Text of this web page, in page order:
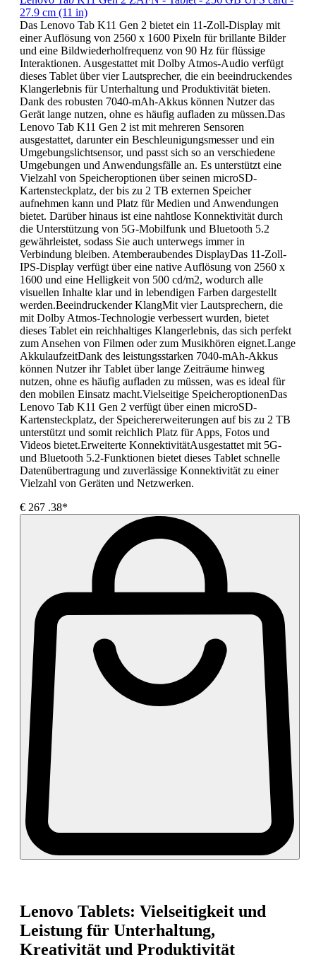
27.9 cm (11 in)
Das Lenovo Tab K11 Gen 2 bietet ein 11-Zoll-Display mit
einer Auflösung von 2560 x 1600 Pixeln für brillante Bilder
und eine Bildwiederholfrequenz von 90 Hz für flüssige
Interaktionen. Ausgestattet mit Dolby Atmos-Audio verfügt
dieses Tablet über vier Lautsprecher, die ein beeindruckendes
Klangerlebnis für Unterhaltung und Produktivität bieten.
Dank des robusten 7040-mAh-Akkus können Nutzer das
Gerät lange nutzen, ohne es häufig aufladen zu müssen.Das
Lenovo Tab K11 Gen 2 ist mit mehreren Sensoren
ausgestattet, darunter ein Beschleunigungsmesser und ein
Umgebungslichtsensor, und passt sich so an verschiedene
Umgebungen und Anwendungsfälle an. Es unterstützt eine
Vielzahl von Speicheroptionen über seinen microSD-
Kartensteckplatz, der bis zu 2 TB externen Speicher
aufnehmen kann und Platz für Medien und Anwendungen
bietet. Darüber hinaus ist eine nahtlose Konnektivität durch
die Unterstützung von 5G-Mobilfunk und Bluetooth 5.2
gewährleistet, sodass Sie auch unterwegs immer in
Verbindung bleiben. Atemberaubendes DisplayDas 11-Zoll-
IPS-Display verfügt über eine native Auflösung von 2560 x
1600 und eine Helligkeit von 500 cd/m2, wodurch alle
visuellen Inhalte klar und in lebendigen Farben dargestellt
werden.Beeindruckender KlangMit vier Lautsprechern, die
mit Dolby Atmos-Technologie verbessert wurden, bietet
dieses Tablet ein reichhaltiges Klangerlebnis, das sich perfekt
zum Ansehen von Filmen oder zum Musikhören eignet.Lange
AkkulaufzeitDank des leistungsstarken 7040-mAh-Akkus
können Nutzer ihr Tablet über lange Zeiträume hinweg
nutzen, ohne es häufig aufladen zu müssen, was es ideal für
den mobilen Einsatz macht.Vielseitige SpeicheroptionenDas
Lenovo Tab K11 Gen 2 verfügt über einen microSD-
Kartensteckplatz, der Speichererweiterungen auf bis zu 2 TB
unterstützt und somit reichlich Platz für Apps, Fotos und
Videos bietet.Erweiterte KonnektivitätAusgestattet mit 5G-
und Bluetooth 5.2-Funktionen bietet dieses Tablet schnelle
Datenübertragung und zuverlässige Konnektivität zu einer
Vielzahl von Geräten und Netzwerken.
€ 267 .38*
Lenovo Tablets: Vielseitigkeit und
Leistung für Unterhaltung,
Kreativität und Produktivität